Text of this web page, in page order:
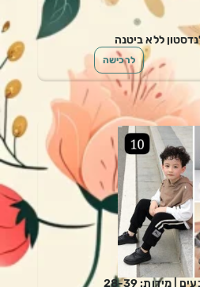
ללא ביטנה
לרכישה
מידות: 28-39